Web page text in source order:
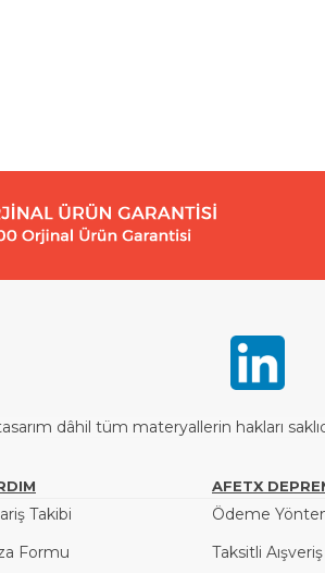
dâhil tüm materyallerin hakları
AFETX
Takibi Ödeme
Formu Taksitli